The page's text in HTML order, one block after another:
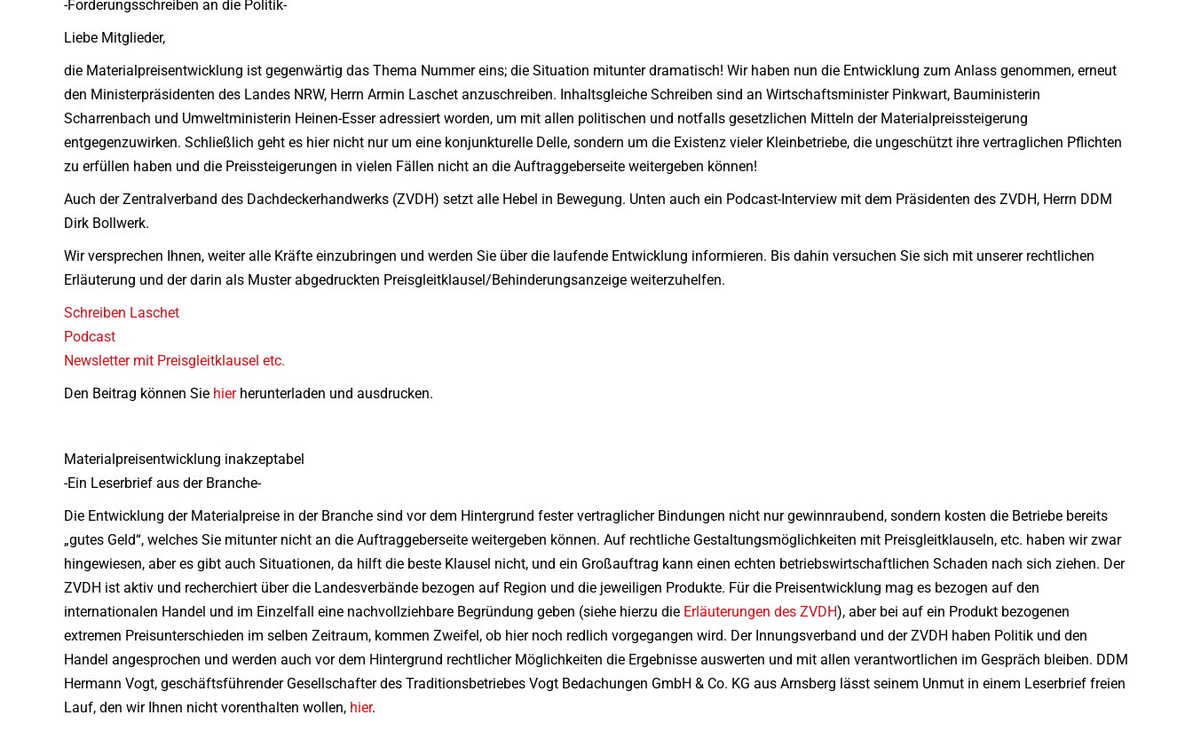
-Forderungsschreiben an die Politik-
Liebe Mitglieder,
die Materialpreisentwicklung ist gegenwärtig das Thema Nummer eins; die Situation mitunter dramatisch! Wir haben nun die Entwicklung zum Anlass genommen, erneut
den Ministerpräsidenten des Landes NRW, Herrn Armin Laschet anzuschreiben. Inhaltsgleiche Schreiben sind an Wirtschaftsminister Pinkwart, Bauministerin
Scharrenbach und Umweltministerin Heinen-Esser adressiert worden, um mit allen politischen und notfalls gesetzlichen Mitteln der Materialpreissteigerung
entgegenzuwirken. Schließlich geht es hier nicht nur um eine konjunkturelle Delle, sondern um die Existenz vieler Kleinbetriebe, die ungeschützt ihre vertraglichen Pflichten
zu erfüllen haben und die Preissteigerungen in vielen Fällen nicht an die Auftraggeberseite weitergeben können!
Auch der Zentralverband des Dachdeckerhandwerks (ZVDH) setzt alle Hebel in Bewegung. Unten auch ein Podcast-Interview mit dem Präsidenten des ZVDH, Herrn DDM
Dirk Bollwerk.
Wir versprechen Ihnen, weiter alle Kräfte einzubringen und werden Sie über die laufende Entwicklung informieren. Bis dahin versuchen Sie sich mit unserer rechtlichen
Erläuterung und der darin als Muster abgedruckten Preisgleitklausel/Behinderungsanzeige weiterzuhelfen.
Schreiben Laschet
Podcast
Newsletter mit Preisgleitklausel etc.
Den Beitrag können Sie hierherunterladen und ausdrucken.
Materialpreisentwicklung inakzeptabel
-Ein Leserbrief aus der Branche-
Die Entwicklung der Materialpreise in der Branche sind vor dem Hintergrund fester vertraglicher Bindungen nicht nur gewinnraubend, sondern kosten die Betriebe bereits
„gutes Geld“, welches Sie mitunter nicht an die Auftraggeberseite weitergeben können. Auf rechtliche Gestaltungsmöglichkeiten mit Preisgleitklauseln, etc. haben wir zwar
hingewiesen, aber es gibt auch Situationen, da hilft die beste Klausel nicht, und ein Großauftrag kann einen echten betriebswirtschaftlichen Schaden nach sich ziehen. Der
ZVDH ist aktiv und recherchiert über die Landesverbände bezogen auf Region und die jeweiligen Produkte. Für die Preisentwicklung mag es bezogen auf den
internationalen Handel und im Einzelfall eine nachvollziehbare Begründung geben (siehe hierzu die Erläuterungen des ZVDH), aber bei auf ein Produkt bezogenen
extremen Preisunterschieden im selben Zeitraum, kommen Zweifel, ob hier noch redlich vorgegangen wird. Der Innungsverband und der ZVDH haben Politik und den
Handel angesprochen und werden auch vor dem Hintergrund rechtlicher Möglichkeiten die Ergebnisse auswerten und mit allen verantwortlichen im Gespräch bleiben. DDM
Hermann Vogt, geschäftsführender Gesellschafter des Traditionsbetriebes Vogt Bedachungen GmbH & Co. KG aus Arnsberg lässt seinem Unmut in einem Leserbrief freien
Lauf, den wir Ihnen nicht vorenthalten wollen, hier.